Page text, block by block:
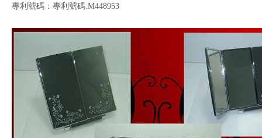
專利號碼：專利號碼:M448953